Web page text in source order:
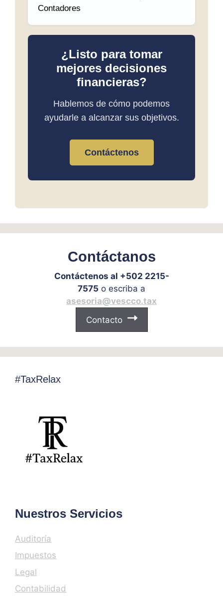
Contadores
¿Listo para tomar
mejores decisiones
financieras?
Hablemos de cómo podemos
ayudarle a alcanzar sus objetivos.
Contáctenos
Contáctanos
Contáctenos al +502 2215-
7575 o escriba a
asesoria@vescco.tax
Contacto
#TaxRelax
Nuestros Servicios
Auditoría
Impuestos
Legal
Contabilidad